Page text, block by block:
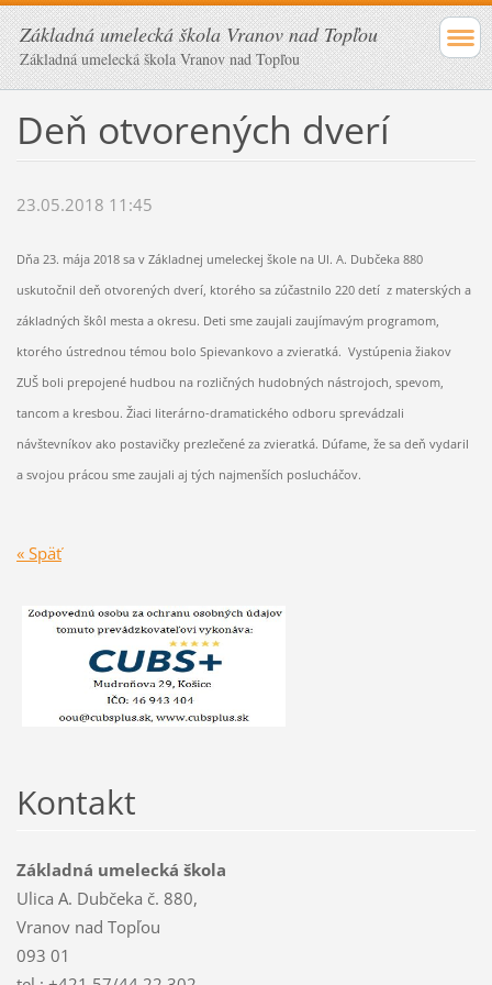
Základná umelecká škola Vranov nad Topľou
Základná umelecká škola Vranov nad Topľou
Deň otvorených dverí
23.05.2018 11:45
Dňa 23. mája 2018 sa v Základnej umeleckej škole na Ul. A. Dubčeka 880
uskutočnil deň otvorených dverí, ktorého sa zúčastnilo 220 detí z materských a
základných škôl mesta a okresu. Deti sme zaujali zaujímavým programom,
ktorého ústrednou témou bolo Spievankovo a zvieratká. Vystúpenia žiakov
ZUŠ boli prepojené hudbou na rozličných hudobných nástrojoch, spevom,
tancom a kresbou. Žiaci literárno-dramatického odboru sprevádzali
návštevníkov ako postavičky prezlečené za zvieratká. Dúfame, že sa deň vydaril
a svojou prácou sme zaujali aj tých najmenších poslucháčov.
« Späť
Kontakt
Základná umelecká škola
Ulica A. Dubčeka č. 880,
Vranov nad Topľou
093 01